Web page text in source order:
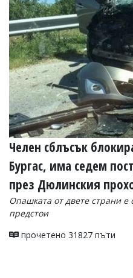
Челен сблъсък
Бургас, има седем
през Дюлинския
Опашката от двете страни
предстои
прочетено 31827 пъти